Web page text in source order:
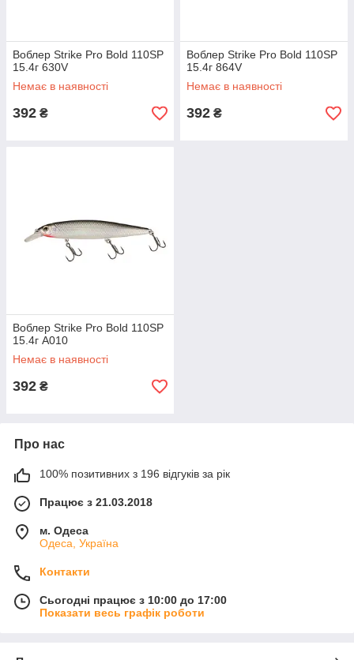
Воблер Strike Pro Bold 110SP
15.4г 630V
Немає в наявності
392 ₴
Воблер Strike Pro Bold 110SP
15.4г 864V
Немає в наявності
392 ₴
Воблер Strike Pro Bold 110SP
15.4г A010
Немає в наявності
392 ₴
Про нас
100% позитивних з 196 відгуків за рік
Працює з 21.03.2018
м. Одеса
Одеса, Україна
Контакти
Сьогодні працює з 10:00 до 17:00
Показати весь графік роботи